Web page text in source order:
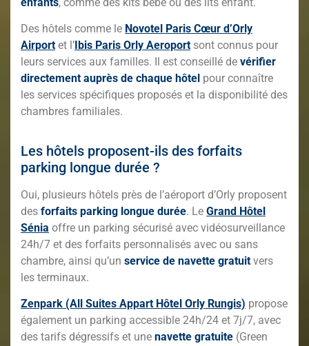
Des hôtels comme le Novotel Paris Cœur d’Orly
Airport et l’ Ibis Paris Orly Aeroport sont connus pour
leurs services aux familles. Il est conseillé de vérifier
directement auprès de chaque hôtel pour connaître
les services spécifiques proposés et la disponibilité des
chambres familiales.
Les hôtels proposent-ils des forfaits
parking longue durée ?
Oui, plusieurs hôtels près de l’aéroport d’Orly proposent
des forfaits parking longue durée. Le Grand Hôtel
Sénia offre un parking sécurisé avec vidéosurveillance
24h/7 et des forfaits personnalisés avec ou sans
chambre, ainsi qu’un service de navette gratuit vers
les terminaux.
Zenpark (All Suites Appart Hôtel Orly Rungis) propose
également un parking accessible 24h/24 et 7j/7, avec
des tarifs dégressifs et une navette gratuite (Green